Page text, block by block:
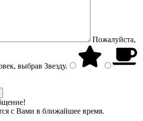
Пожалуйста,
выбрав Звезду.
с Вами в ближайшее время.